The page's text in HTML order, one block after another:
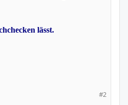
lässt.
#2